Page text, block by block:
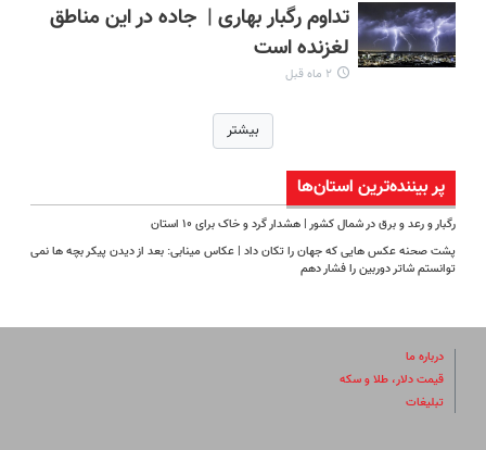
تداوم رگبار بهاری | جاده در این مناطق
لغزنده است
۲ ماه قبل
بیشتر
پر بیننده‌ترین‌ استان‌ها
رگبار و رعد و برق در شمال کشور | هشدار گرد و خاک برای ۱۰ استان
پشت صحنه عکس هایی که جهان را تکان داد | عکاس مینابی: بعد از دیدن پیکر بچه‌ ها نمی‌
توانستم شاتر دوربین را فشار دهم
درباره ما
قیمت دلار، طلا و سکه
تبلیغات